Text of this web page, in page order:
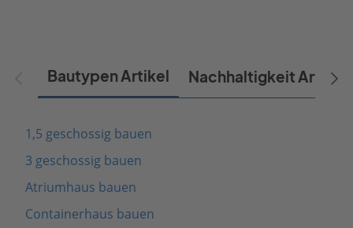
Bautypen Artikel Nachhaltigkeit Artikel
1,5 geschossig bauen
3 geschossig bauen
Atriumhaus bauen
Containerhaus bauen